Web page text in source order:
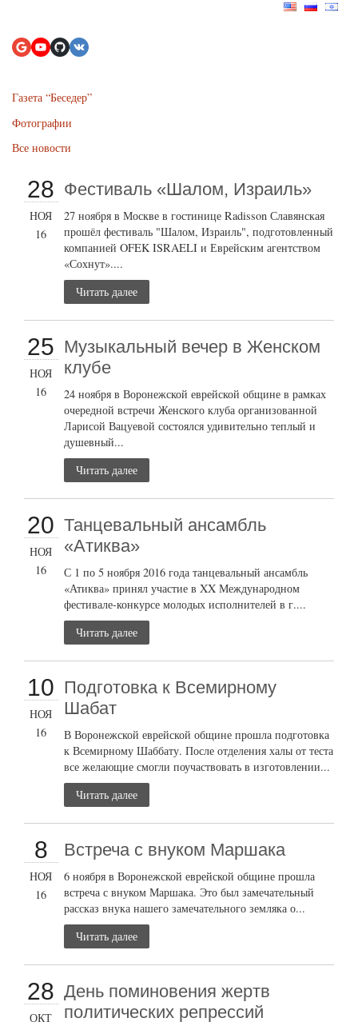
Газета “Беседер”
Фотографии
Все новости
28
НОЯ
16
Фестиваль «Шалом, Израиль»
27 ноября в Москве в гостинице Radisson Славянская
прошёл фестиваль "Шалом, Израиль", подготовленный
компанией OFEK ISRAELI и Еврейским агентством
«Сохнут»....
Читать далее
25
НОЯ
16
Музыкальный вечер в Женском
клубе
24 ноября в Воронежской еврейской общине в рамках
очередной встречи Женского клуба организованной
Ларисой Вацуевой состоялся удивительно теплый и
душевный...
Читать далее
20
НОЯ
16
Танцевальный ансамбль
«Атиква»
С 1 по 5 ноября 2016 года танцевальный ансамбль
«Атиква» принял участие в XX Международном
фестивале-конкурсе молодых исполнителей в г....
Читать далее
10
НОЯ
16
Подготовка к Всемирному
Шабат
В Воронежской еврейской общине прошла подготовка
к Всемирному Шаббату. После отделения халы от теста
все желающие смогли поучаствовать в изготовлении...
Читать далее
8
НОЯ
16
Встреча с внуком Маршака
6 ноября в Воронежской еврейской общине прошла
встреча с внуком Маршака. Это был замечательный
рассказ внука нашего замечательного земляка о...
Читать далее
28
ОКТ
День поминовения жертв
политических репрессий